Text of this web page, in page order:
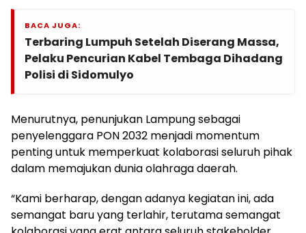
BACA JUGA:
Terbaring Lumpuh Setelah Diserang Massa,
Pelaku Pencurian Kabel Tembaga Dihadang
Polisi di Sidomulyo
Menurutnya, penunjukan Lampung sebagai
penyelenggara PON 2032 menjadi momentum
penting untuk memperkuat kolaborasi seluruh pihak
dalam memajukan dunia olahraga daerah.
“Kami berharap, dengan adanya kegiatan ini, ada
semangat baru yang terlahir, terutama semangat